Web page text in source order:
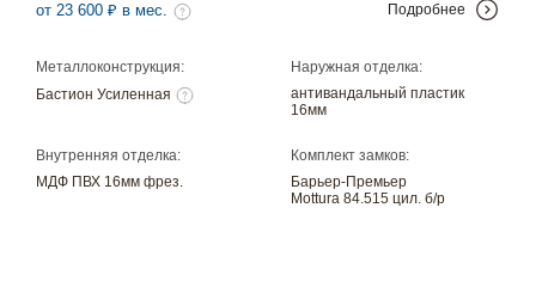
Металлоконструкция:
Бастион Усиленная
Наружная отделка:
антивандальный пластик
16мм
Внутренняя отделка:
МДФ ПВХ 16мм фрез.
Комплект замков:
Барьер-Премьер
Mottura 84.515 цил. б/р
от 23 600 ₽ в мес. Подробнее